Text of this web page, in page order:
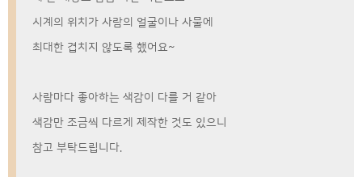
시계의 위치가 사람의 얼굴이나 사물에
최대한 겹치지 않도록 했어요~
사람마다 좋아하는 색감이 다를 거 같아
색감만 조금씩 다르게 제작한 것도 있으니
참고 부탁드립니다.